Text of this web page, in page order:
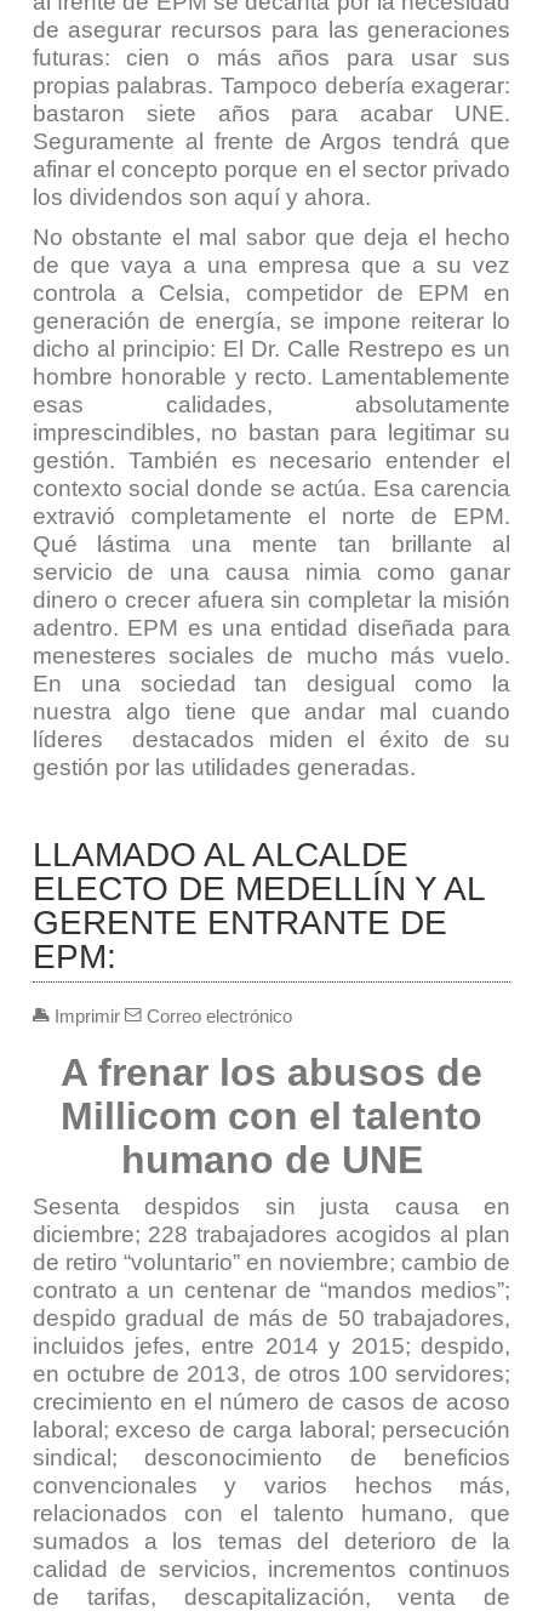
de asegurar recursos para las generaciones
futuras: cien o más años para usar sus
propias palabras. Tampoco debería exagerar:
bastaron siete años para acabar UNE.
Seguramente al frente de Argos tendrá que
afinar el concepto porque en el sector privado
los dividendos son aquí y ahora.
No obstante el mal sabor que deja el hecho
de que vaya a una empresa que a su vez
controla a Celsia, competidor de EPM en
generación de energía, se impone reiterar lo
dicho al principio: El Dr. Calle Restrepo es un
hombre honorable y recto. Lamentablemente
esas calidades, absolutamente
imprescindibles, no bastan para legitimar su
gestión. También es necesario entender el
contexto social donde se actúa. Esa carencia
extravió completamente el norte de EPM.
Qué lástima una mente tan brillante al
servicio de una causa nimia como ganar
dinero o crecer afuera sin completar la misión
adentro. EPM es una entidad diseñada para
menesteres sociales de mucho más vuelo.
En una sociedad tan desigual como la
nuestra algo tiene que andar mal cuando
líderes destacados miden el éxito de su
gestión por las utilidades generadas.
LLAMADO AL ALCALDE
ELECTO DE MEDELLÍN Y AL
GERENTE ENTRANTE DE
EPM:
Imprimir Correo electrónico
A frenar los abusos de
Millicom con el talento
humano de UNE
Sesenta despidos sin justa causa en
diciembre; 228 trabajadores acogidos al plan
de retiro “voluntario” en noviembre; cambio de
contrato a un centenar de “mandos medios”;
despido gradual de más de 50 trabajadores,
incluidos jefes, entre 2014 y 2015; despido,
en octubre de 2013, de otros 100 servidores;
crecimiento en el número de casos de acoso
laboral; exceso de carga laboral; persecución
sindical; desconocimiento de beneficios
convencionales y varios hechos más,
relacionados con el talento humano, que
sumados a los temas del deterioro de la
calidad de servicios, incrementos continuos
de tarifas, descapitalización, venta de